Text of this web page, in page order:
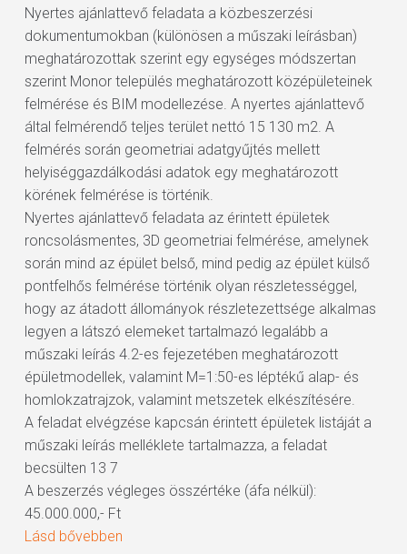
Nyertes ajánlattevő feladata a közbeszerzési
dokumentumokban (különösen a műszaki leírásban)
meghatározottak szerint egy egységes módszertan
szerint Monor település meghatározott középületeinek
felmérése és BIM modellezése. A nyertes ajánlattevő
által felmérendő teljes terület nettó 15 130 m2. A
felmérés során geometriai adatgyűjtés mellett
helyiséggazdálkodási adatok egy meghatározott
körének felmérése is történik.
Nyertes ajánlattevő feladata az érintett épületek
roncsolásmentes, 3D geometriai felmérése, amelynek
során mind az épület belső, mind pedig az épület külső
pontfelhős felmérése történik olyan részletességgel,
hogy az átadott állományok részletezettsége alkalmas
legyen a látszó elemeket tartalmazó legalább a
műszaki leírás 4.2-es fejezetében meghatározott
épületmodellek, valamint M=1:50-es léptékű alap- és
homlokzatrajzok, valamint metszetek elkészítésére.
A feladat elvégzése kapcsán érintett épületek listáját a
műszaki leírás melléklete tartalmazza, a feladat
becsülten 13 7
A beszerzés végleges összértéke (áfa nélkül):
45.000.000,- Ft
Lásd bővebben